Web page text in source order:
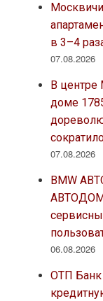
в 3–4
07.08.2026
В центре
доме
07.08.2026
BMW
06.08.2026
ОТП Банк